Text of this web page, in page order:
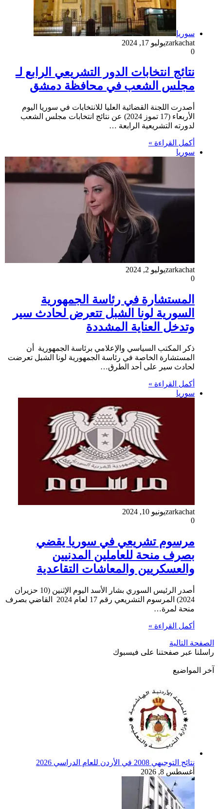
سوريا
zarkachatيوليو 17, 2024
0
نتائج انتخابات الدور التشريعي الرابع لـ
مجلس الشعب في محافظة دمشق
أصدرت اللجنة القضائية العليا للانتخابات في سوريا اليوم
الأربعاء (17 تموز 2024) عن نتائج انتخابات مجلس الشعب
لدورته التشريعية الرابعة …
أكمل القراءة »
سوريا
zarkachatيوليو 2, 2024
0
المستشارة في رئاسة الجمهورية
السورية لونا الشبل تتعرض لحادث سير
وتدخل العناية المشددة
ذكر المكتب السياسي والإعلامي برئاسة الجمهورية أن
المستشارة الخاصة في رئاسة الجمهورية لونا الشبل تعرضت
لحادث سير على أحد الطرق…
أكمل القراءة »
سوريا
zarkachatيونيو 10, 2024
0
مرسوم تشريعي في سوريا يقضي
بصرف منحة للعاملين المدنيين
والعسكريين والمعاشات التقاعدية
أصدر الرئيس السوري بشار الأسد اليوم الإثنين (10 حزيران
2024) المرسوم التشريعي رقم 17 لعام 2024 القاضي بصرف
منحة لمرة…
أكمل القراءة »
الصفحة التالية
راسلنا عبر صفحتنا على فيسبوك
آخر المواضيع
نتائج التوجيهي 2008 في الأردن للعام الدراسي 2026
أغسطس 8, 2026